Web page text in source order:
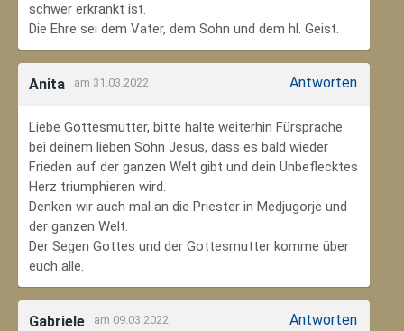
schwer erkrankt ist.
Die Ehre sei dem Vater, dem Sohn und dem hl. Geist.
Anita am 31.03.2022 Antworten
Liebe Gottesmutter, bitte halte weiterhin Fürsprache
bei deinem lieben Sohn Jesus, dass es bald wieder
Frieden auf der ganzen Welt gibt und dein Unbeflecktes
Herz triumphieren wird.
Denken wir auch mal an die Priester in Medjugorje und
der ganzen Welt.
Der Segen Gottes und der Gottesmutter komme über
euch alle.
Gabriele am 09.03.2022 Antworten